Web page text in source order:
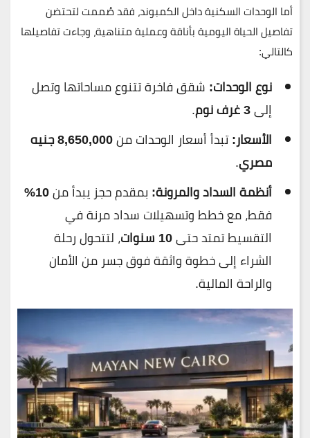
أما الوحدات السكنية داخل الكمبوند، فقد صُممت لتحتضن
تفاصيل الحياة اليومية بأناقة وعملية متناهية، وجاءت تفاصيلها
كالتالي:
نوع الوحدات: شقق فاخرة تتنوع مساحاتها وتصل
إلى3 غرف نوم
.
الأسعار:تبدأ أسعار الوحدات من
8,650,000 جنيه
مصري.
أنظمة السداد والمرونة: بمقدم حجز يبدأ من10%
فقط، مع خطط وتسهيلات سداد مرنة في
التقسيط تمتد حتى10 سنوات
، لتتحول رحلة
الشراء إلى خطوة واثقة فوق جسر من الأمان
والراحة المالية.